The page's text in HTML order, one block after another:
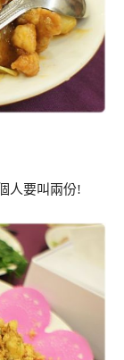
人要叫兩份!